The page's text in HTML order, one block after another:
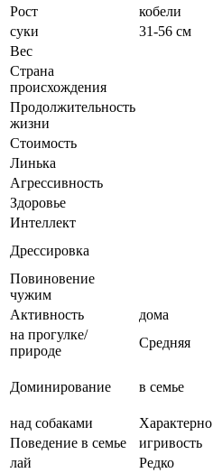
Рост
кобели
суки
31-56 см
Вес
Страна
происхождения
Продолжительность
жизни
Стоимость
Линька
Агрессивность
Здоровье
Интеллект
Дрессировка
Повиновение
чужим
Активность
дома
на прогулке/
природе
Средняя
Доминирование в семье
над собаками
Характерно
Поведение в семье
игривость
лай
Редко